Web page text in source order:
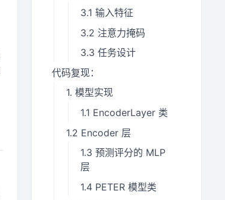
3.1 输入特征
3.2 注意力掩码
3.3 任务设计
代码复现：
1. 模型实现
1.1 EncoderLayer 类
1.2 Encoder 层
1.3 预测评分的 MLP
层
1.4 PETER 模型类